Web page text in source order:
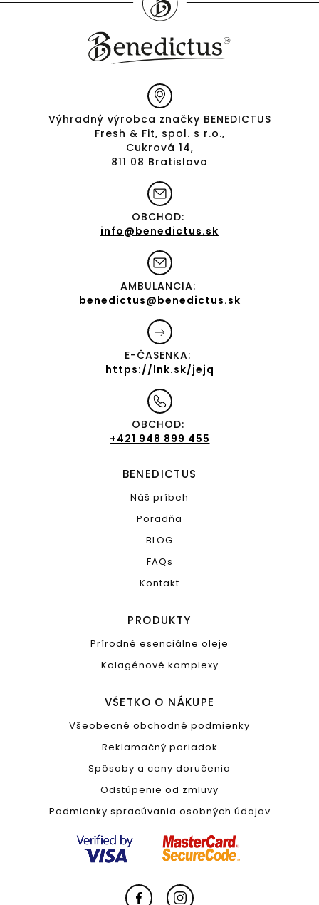
Výhradný výrobca značky BENEDICTUS
Fresh & Fit, spol. s r.o.,
Cukrová 14,
811 08 Bratislava
OBCHOD:
info@benedictus.sk
AMBULANCIA:
benedictus@benedictus.sk
E-ČASENKA:
https://lnk.sk/jejq
OBCHOD:
+421 948 899 455
BENEDICTUS
Náš príbeh
Poradňa
BLOG
FAQs
Kontakt
PRODUKTY
Prírodné esenciálne oleje
Kolagénové komplexy
VŠETKO O NÁKUPE
Všeobecné obchodné podmienky
Reklamačný poriadok
Spôsoby a ceny doručenia
Odstúpenie od zmluvy
Podmienky spracúvania osobných údajov